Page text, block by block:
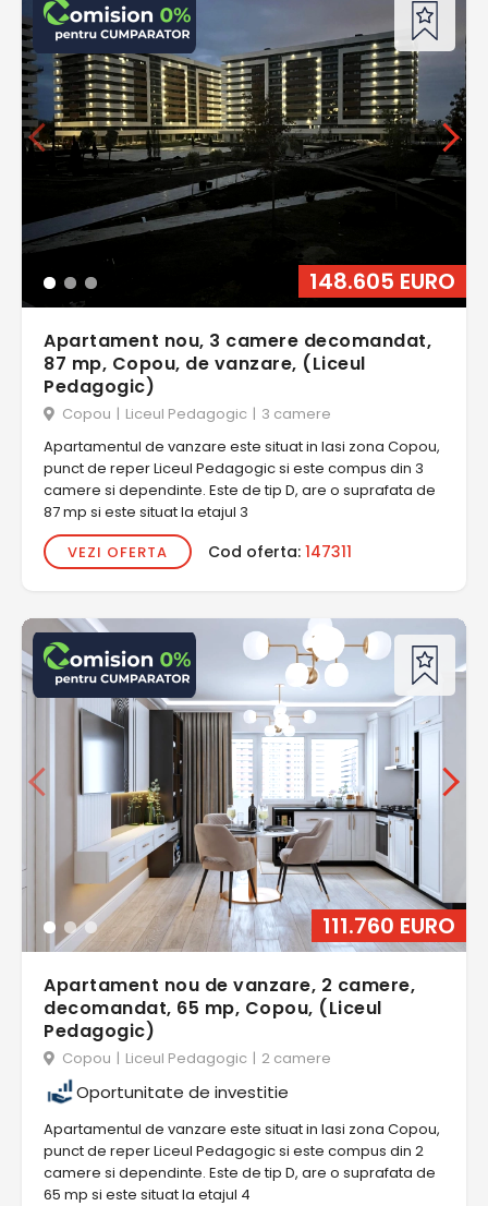
148.605 EURO
Apartament nou, 3 camere decomandat,
87 mp, Copou, de vanzare, (Liceul
Pedagogic)
Copou | Liceul Pedagogic | 3 camere
Apartamentul de vanzare este situat in Iasi zona Copou,
punct de reper Liceul Pedagogic si este compus din 3
camere si dependinte. Este de tip D, are o suprafata de
87 mp si este situat la etajul 3
VEZI OFERTA
Cod oferta: 147311
111.760 EURO
Apartament nou de vanzare, 2 camere,
decomandat, 65 mp, Copou, (Liceul
Pedagogic)
Copou | Liceul Pedagogic | 2 camere
Oportunitate de investitie
Apartamentul de vanzare este situat in Iasi zona Copou,
punct de reper Liceul Pedagogic si este compus din 2
camere si dependinte. Este de tip D, are o suprafata de
65 mp si este situat la etajul 4